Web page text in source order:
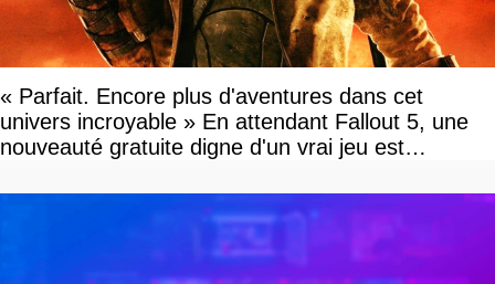
« Parfait. Encore plus d'aventures dans cet
univers incroyable » En attendant Fallout 5, une
nouveauté gratuite digne d'un vrai jeu est